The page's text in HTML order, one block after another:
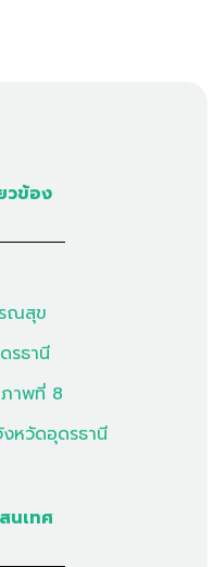
วข้อง
รณสุข
รธานี
าพที่ 8
หวัดอุดรธานี
นเทศ